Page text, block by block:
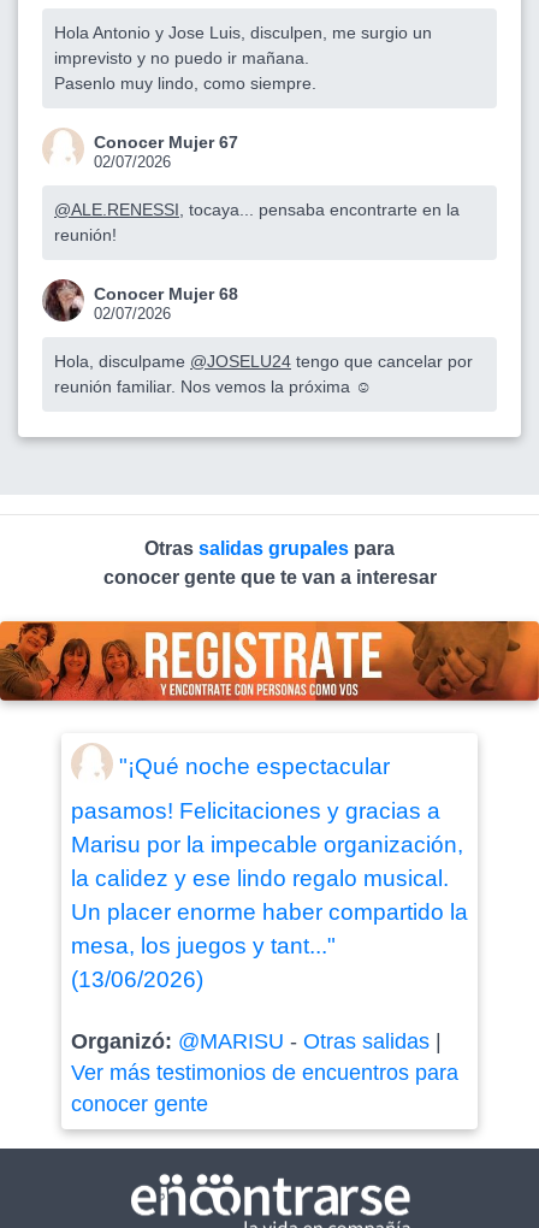
Hola Antonio y Jose Luis, disculpen, me surgio un
imprevisto y no puedo ir mañana.
Pasenlo muy lindo, como siempre.
Conocer Mujer 67
02/07/2026
@ALE.RENESSI, tocaya... pensaba encontrarte en la
reunión!
Conocer Mujer 68
02/07/2026
Hola, disculpame @JOSELU24 tengo que cancelar por
reunión familiar. Nos vemos la próxima ☺️
Otras salidas grupales para
conocer gente que te van a interesar
"¡Qué noche espectacular
pasamos! Felicitaciones y gracias a
Marisu por la impecable organización,
la calidez y ese lindo regalo musical.
Un placer enorme haber compartido la
mesa, los juegos y tant..."
(13/06/2026)
Organizó: @MARISU - Otras salidas|
Ver más testimonios de encuentros para
conocer gente